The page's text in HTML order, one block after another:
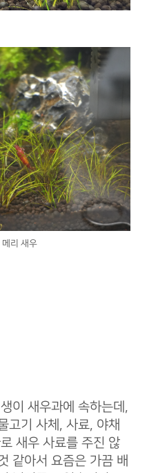
메리 새우
이 새우과에 속하는데,
고기 사체, 사료, 야채
새우 사료를 주진 않
같아서 요즘은 가끔 배